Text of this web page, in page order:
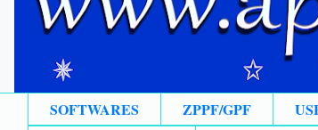
SOFTWARES ZPPF/GPF